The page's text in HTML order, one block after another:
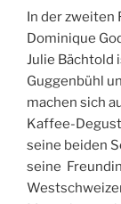
In der zweiten
Dominique
Julie Bächtold
Guggenbühl
machen sich
Kaffee-
seine beiden
seine